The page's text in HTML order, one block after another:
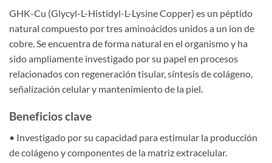
GHK-Cu (Glycyl-L-Histidyl-L-Lysine Copper) es un péptido
natural compuesto por tres aminoácidos unidos a un ion de
cobre. Se encuentra de forma natural en el organismo y ha
sido ampliamente investigado por su papel en procesos
relacionados con regeneración tisular, síntesis de colágeno,
señalización celular y mantenimiento de la piel.
Beneficios clave
• Investigado por su capacidad para estimular la producción
de colágeno y componentes de la matriz extracelular.